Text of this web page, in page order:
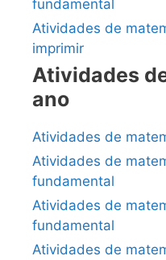
fundamental
Atividades de
imprimir
Atividades
ano
Atividades de
Atividades de
fundamental
Atividades de
fundamental
Atividades de